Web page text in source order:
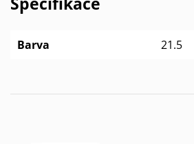
Barva 21.5